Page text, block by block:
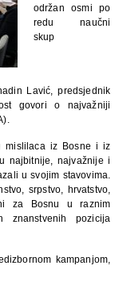
održan osmi po
redu naučni
skup
Lavić, predsjednik
govori o najvažniji
mislilaca iz Bosne i iz
najbitnije, najvažnije i
u svojim stavovima.
srpstvo, hrvatstvo,
za Bosnu u raznim
znanstvenih pozicija
kampanjom,